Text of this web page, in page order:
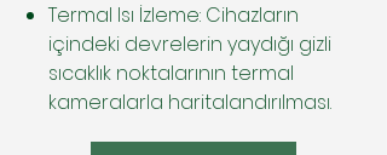
Termal Isı İzleme: Cihazların
içindeki devrelerin yaydığı gizli
sıcaklık noktalarının termal
kameralarla haritalandırılması.